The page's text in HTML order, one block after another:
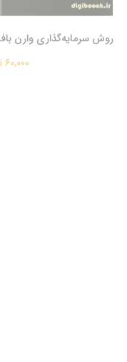
روش سرمایه‌گذاری وارن
60,000 تومان